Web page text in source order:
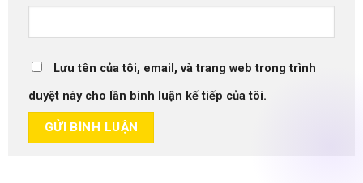
Lưu tên của tôi, email, và trang web trong trình
duyệt này cho lần bình luận kế tiếp của tôi.